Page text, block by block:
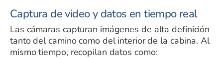
Captura de video y datos en tiempo real
Las cámaras capturan imágenes de alta definición
tanto del camino como del interior de la cabina. Al
mismo tiempo, recopilan datos como: